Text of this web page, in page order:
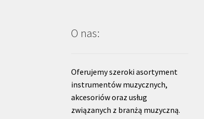
O nas:
Oferujemy szeroki asortyment
instrumentów muzycznych,
akcesoriów oraz usług
związanych z branżą muzyczną.